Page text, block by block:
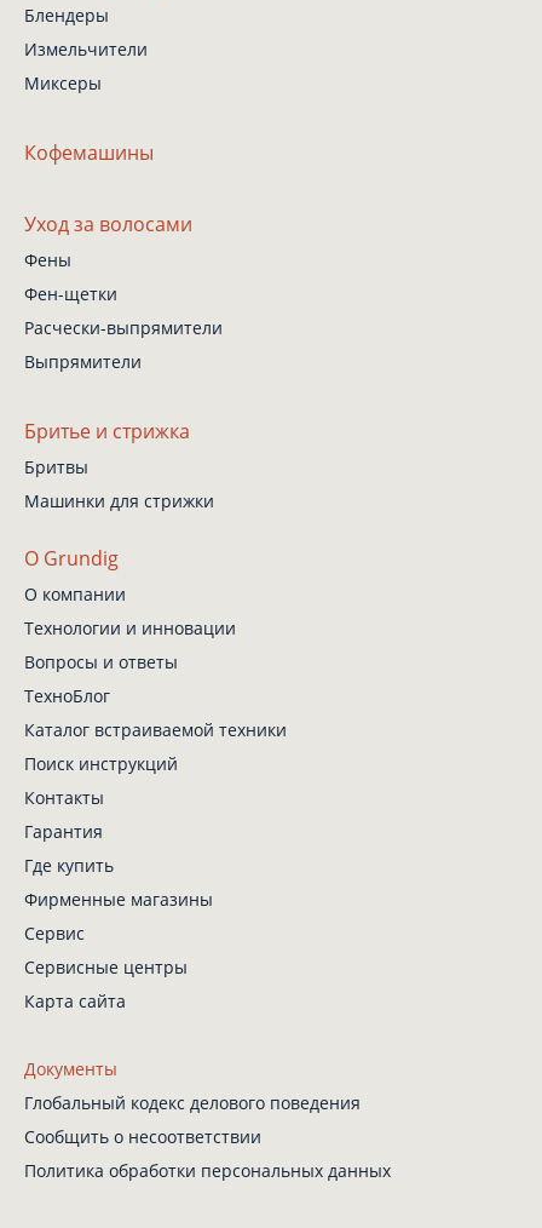
Блендеры
Измельчители
Миксеры
Кофемашины
Уход за волосами
Фены
Фен-щетки
Расчески-выпрямители
Выпрямители
Бритье и стрижка
Бритвы
Машинки для стрижки
О Grundig
О компании
Технологии и инновации
Вопросы и ответы
ТехноБлог
Каталог встраиваемой техники
Поиск инструкций
Контакты
Гарантия
Где купить
Фирменные магазины
Сервис
Сервисные центры
Карта сайта
Документы
Глобальный кодекс делового поведения
Сообщить о несоответствии
Политика обработки персональных данных